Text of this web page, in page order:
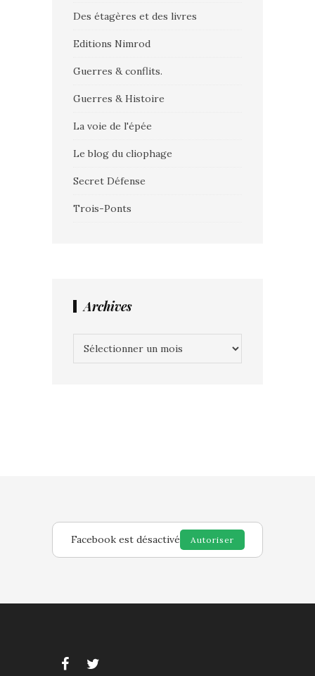
Des étagères et des livres
Editions Nimrod
Guerres & conflits.
Guerres & Histoire
La voie de l'épée
Le blog du cliophage
Secret Défense
Trois-Ponts
Archives
Facebook est désactivé Autoriser